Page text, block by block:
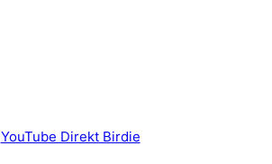
YouTube Direkt Birdie